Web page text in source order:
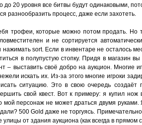
20 уровня все битвы будут одинаковыми,
разнообразить процесс, даже если захотеть.
трофеи, которые можно потом продать. Но
и не сортируется
sort. Если в инвентаре не осталось
в полупустую стопку. Придя в магазин
– выставить своё добро на аукцион. Многие
искать их. Из-за этого многие игроки
ситуацию. Это в свою очередь создаёт
свой квест. Вот к примеру: я купил нож
мой персонаж не может драться двумя
500 Gold даже не торгуясь.
от здания аукциона (как всегда в прямом